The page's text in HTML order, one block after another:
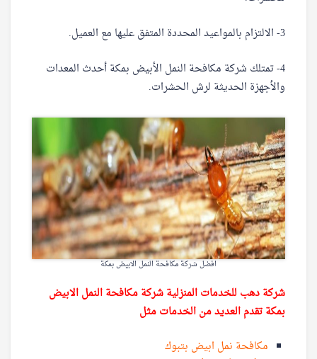
3- الالتزام بالمواعيد المحددة المتفق عليها مع العميل.
4- تمتلك شركة مكافحة النمل الأبيض بمكة أحدث المعدات
والأجهزة الحديثة لرش الحشرات.
افضل شركة مكافحة النمل الابيض بمكة
شركة دهب للخدمات المنزلية شركة مكافحة النمل الابيض
بمكة تقدم العديد من الخدمات مثل
مكافحة نمل ابيض بتبوك